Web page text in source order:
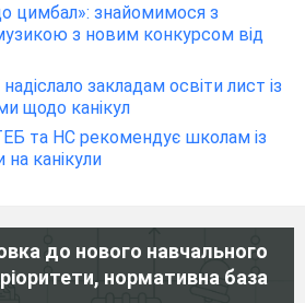
цимбал»: знайомимося з
з новим конкурсом від
закладам освіти лист із
щодо канікул
та НС рекомендує школам із
на канікули
до нового навчального
нормативна база